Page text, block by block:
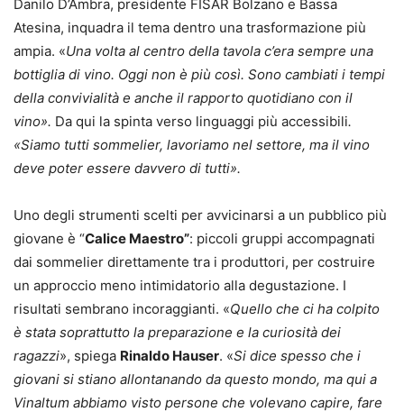
Danilo D’Ambra, presidente FISAR Bolzano e Bassa
Atesina, inquadra il tema dentro una trasformazione più
ampia. «Una volta al centro della tavola c’era sempre una
bottiglia di vino. Oggi non è più così. Sono cambiati i tempi
della convivialità e anche il rapporto quotidiano con il
vino». Da qui la spinta verso linguaggi più accessibili.
«Siamo tutti sommelier, lavoriamo nel settore, ma il vino
deve poter essere davvero di tutti».
Uno degli strumenti scelti per avvicinarsi a un pubblico più
giovane è “Calice Maestro”: piccoli gruppi accompagnati
dai sommelier direttamente tra i produttori, per costruire
un approccio meno intimidatorio alla degustazione. I
risultati sembrano incoraggianti. «Quello che ci ha colpito
è stata soprattutto la preparazione e la curiosità dei
ragazzi», spiega Rinaldo Hauser. «Si dice spesso che i
giovani si stiano allontanando da questo mondo, ma qui a
Vinaltum abbiamo visto persone che volevano capire, fare